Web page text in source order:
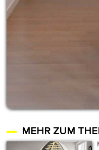
MEHR ZUM